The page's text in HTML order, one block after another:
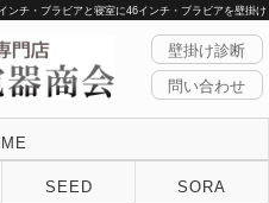
ンチ・ブラビアと寝室に46インチ・ブラビアを壁掛け
壁掛け診断
問い合わせ
SEED SORA